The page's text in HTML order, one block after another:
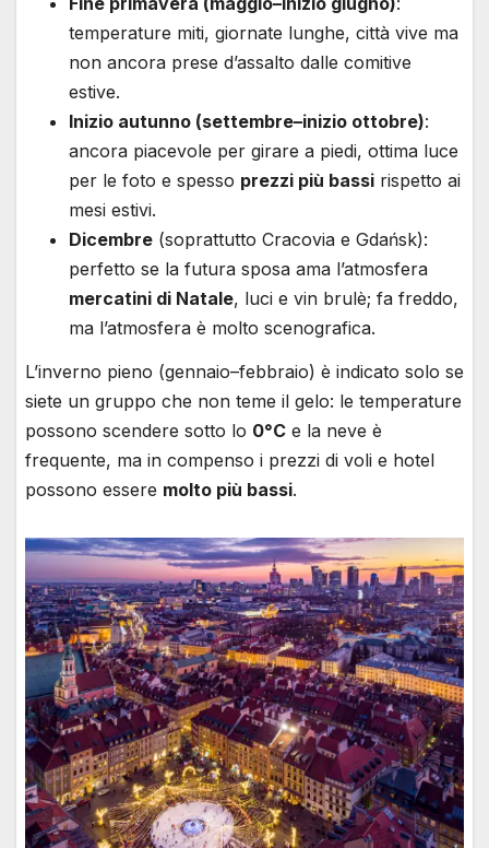
temperature miti, giornate lunghe, città vive ma
non ancora prese d’assalto dalle comitive
estive.
Inizio autunno (settembre–inizio ottobre):
ancora piacevole per girare a piedi, ottima luce
per le foto e spesso prezzi più bassi rispetto ai
mesi estivi.
Dicembre (soprattutto Cracovia e Gdańsk):
perfetto se la futura sposa ama l’atmosfera
mercatini di Natale, luci e vin brulè; fa freddo,
ma l’atmosfera è molto scenografica.
L’inverno pieno (gennaio–febbraio) è indicato solo se
siete un gruppo che non teme il gelo: le temperature
possono scendere sotto lo 0°C e la neve è
frequente, ma in compenso i prezzi di voli e hotel
possono essere molto più bassi.